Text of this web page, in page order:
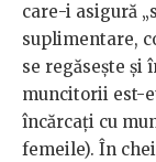
care-i asigură
suplimentare,
se regăseşte şi
muncitorii est-
încărcaţi cu
femeile). În